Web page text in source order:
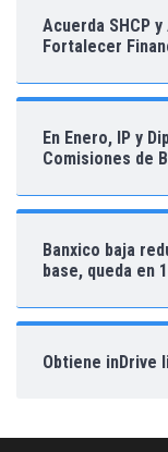
Acuerda SHCP
Fortalecer
En Enero, IP y
Comisiones de
Banxico baja
base, queda en
Obtiene inDrive